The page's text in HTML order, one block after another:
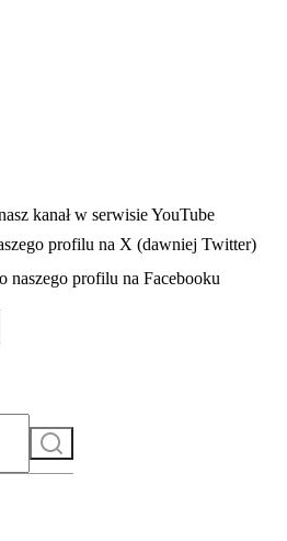
karcie
się w nowej karcie
kanał w serwisie YouTube
profilu na X (dawniej Twitter)
się w nowej karcie
naszego profilu na Facebooku
Szukaj
do serwisu